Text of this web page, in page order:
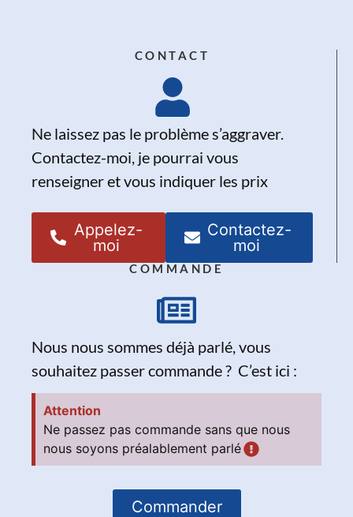
CONTACT
Ne laissez pas le problème s’aggraver.
Contactez-moi, je pourrai vous
renseigner et vous indiquer les prix
Appelez-
moi
Contactez-
moi
COMMANDE
Nous nous sommes déjà parlé, vous
souhaitez passer commande ? C’est ici :
Attention
Ne passez pas commande sans que nous
nous soyons préalablement parlé
Commander